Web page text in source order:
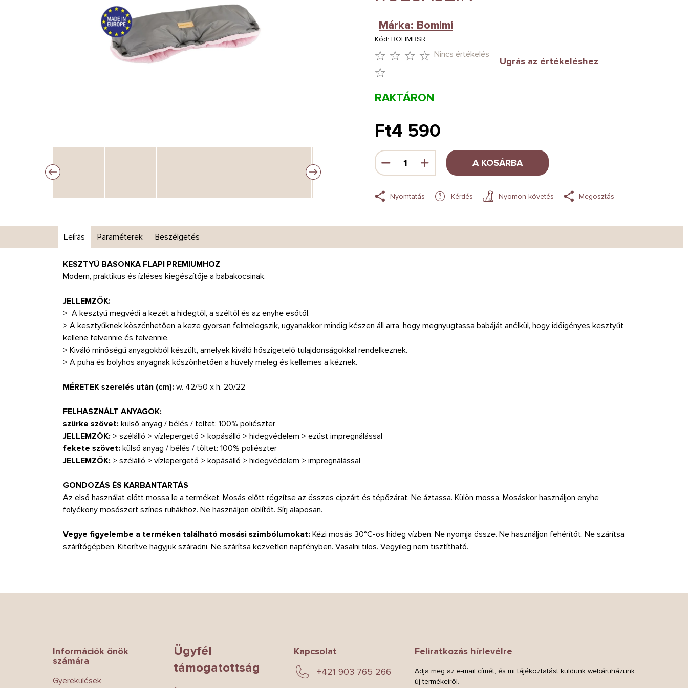
TERMÉK
ÉRTÉKELÉSE
5-
BŐL
0,0
CSILLAG.
Nincs értékelés
Ugrás az értékeléshez
Kód: BOHMBSR
Márka: Bomimi
RAKTÁRON
Ft4 590
Egységár:
A KOSÁRBA
Nyomtatás Kérdés Nyomon követés Megosztás
Leírás Paraméterek Beszélgetés
KESZTYŰ BASONKA FLAPI PREMIUMHOZ
Modern, praktikus és ízléses kiegészítője a babakocsinak.
JELLEMZŐK:
> A kesztyű megvédi a kezét a hidegtől, a széltől és az enyhe esőtől.
> A kesztyűknek köszönhetően a keze gyorsan felmelegszik, ugyanakkor mindig készen áll arra, hogy megnyugtassa babáját anélkül, hogy időigényes kesztyűt
kellene felvennie és felvennie.
> Kiváló minőségű anyagokból készült, amelyek kiváló hőszigetelő tulajdonságokkal rendelkeznek.
> A puha és bolyhos anyagnak köszönhetően a hüvely meleg és kellemes a kéznek.
MÉRETEK szerelés után (cm): w. 42/50 x h. 20/22
FELHASZNÁLT ANYAGOK:
szürke szövet: külső anyag / bélés / töltet: 100% poliészter
JELLEMZŐK: > szélálló > vízlepergető > kopásálló > hidegvédelem > ezüst impregnálással
fekete szövet: külső anyag / bélés / töltet: 100% poliészter
JELLEMZŐK: > szélálló > vízlepergető > kopásálló > hidegvédelem > impregnálással
GONDOZÁS ÉS KARBANTARTÁS
Az első használat előtt mossa le a terméket. Mosás előtt rögzítse az összes cipzárt és tépőzárat. Ne áztassa. Külön mossa. Mosáskor használjon enyhe
folyékony mosószert színes ruhákhoz. Ne használjon öblítőt. Sírj alaposan.
Vegye figyelembe a terméken található mosási szimbólumokat: Kézi mosás 30°C-os hideg vízben. Ne nyomja össze. Ne használjon fehérítőt. Ne szárítsa
szárítógépben. Kiterítve hagyjuk száradni. Ne szárítsa közvetlen napfényben. Vasalni tilos. Vegyileg nem tisztítható.
Információk önök
számára
Gyerekülések
Ügyfél
támogatottság
Kapcsolat
+421 903 765 266
Feliratkozás hírlevélre
Adja meg az e-mail címét, és mi tájékoztatást küldünk webáruházunk
új termékeiről.